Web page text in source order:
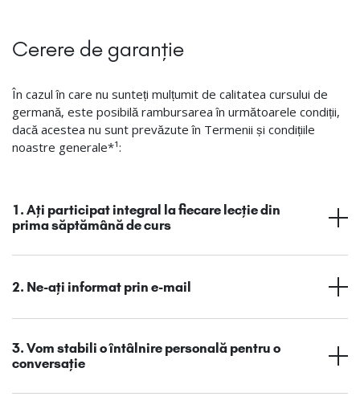
Cerere de garanție
În cazul în care nu sunteți mulțumit de calitatea cursului de
germană, este posibilă rambursarea în următoarele condiții,
dacă acestea nu sunt prevăzute în Termenii și condițiile
noastre generale*¹:
1. Ați participat integral la fiecare lecție din
prima săptămână de curs
2. Ne-ați informat prin e-mail
3. Vom stabili o întâlnire personală pentru o
conversație